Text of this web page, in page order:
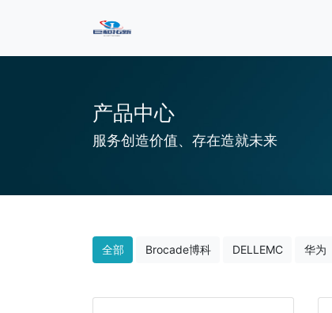
产品中心
服务创造价值、存在造就未来
全部 Brocade博科 DELLEMC 华为